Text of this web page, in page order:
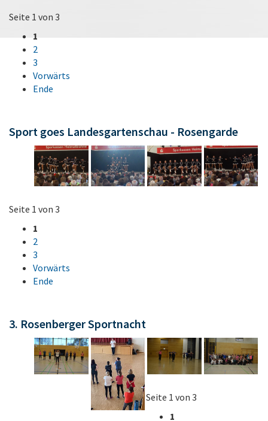
Seite 1 von 3
1
2
3
Vorwärts
Ende
Sport goes Landesgartenschau - Rosengarde
Seite 1 von 3
1
2
3
Vorwärts
Ende
3. Rosenberger Sportnacht
Seite 1 von 3
1